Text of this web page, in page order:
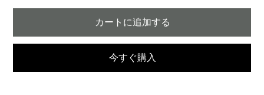
カートに追加する
今すぐ購入